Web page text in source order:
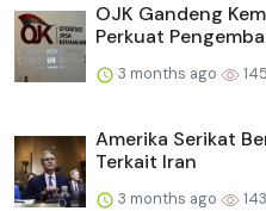
OJK Gandeng
Perkuat
3 months ago 145
Amerika Serikat
Terkait Iran
3 months ago 143